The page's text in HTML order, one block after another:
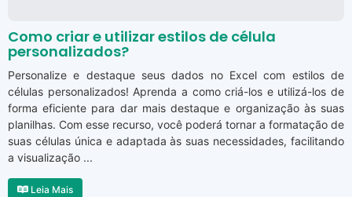
Como criar e utilizar estilos de célula
personalizados?
Personalize e destaque seus dados no Excel com estilos de
células personalizados! Aprenda a como criá-los e utilizá-los de
forma eficiente para dar mais destaque e organização às suas
planilhas. Com esse recurso, você poderá tornar a formatação de
suas células única e adaptada às suas necessidades, facilitando
a visualização ...
Leia Mais